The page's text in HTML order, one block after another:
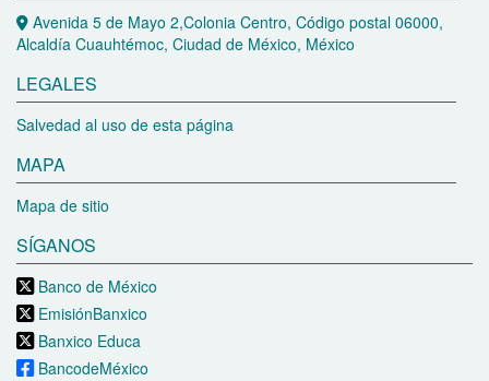
Avenida 5 de Mayo 2,Colonia Centro, Código postal 06000,
Alcaldía Cuauhtémoc, Ciudad de México, México
LEGALES
Salvedad al uso de esta página
MAPA
Mapa de sitio
SÍGANOS
Banco de México
EmisiónBanxico
Banxico Educa
BancodeMéxico